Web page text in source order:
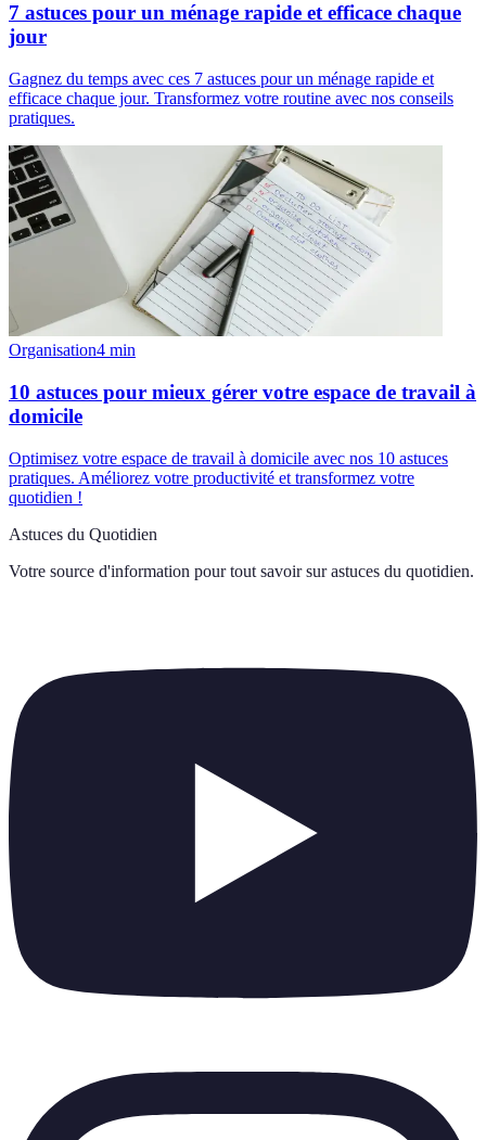
7 astuces pour un ménage rapide et efficace chaque
jour
Gagnez du temps avec ces 7 astuces pour un ménage rapide et
efficace chaque jour. Transformez votre routine avec nos conseils
pratiques.
Organisation4 min
10 astuces pour mieux gérer votre espace de travail à
domicile
Optimisez votre espace de travail à domicile avec nos 10 astuces
pratiques. Améliorez votre productivité et transformez votre
quotidien !
Astuces du Quotidien
Votre source d'information pour tout savoir sur astuces du quotidien.